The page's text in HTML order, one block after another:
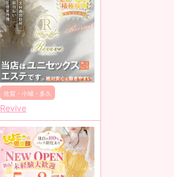
佐賀・小城・多久
Revive